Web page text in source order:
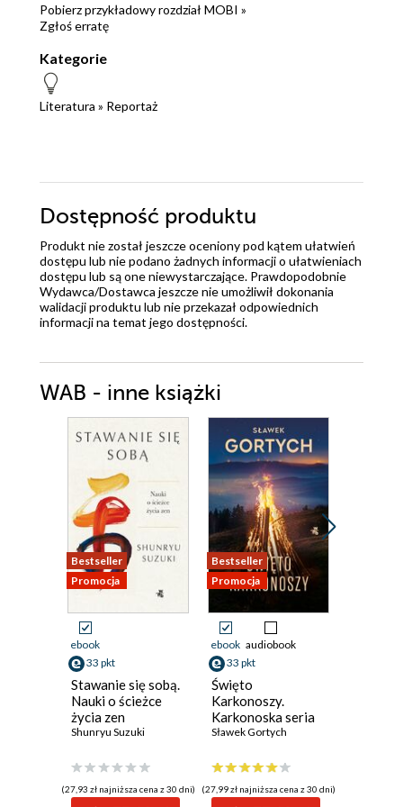
Pobierz przykładowy rozdział MOBI »
Zgłoś erratę
Kategorie
Literatura » Reportaż
Dostępność produktu
Produkt nie został jeszcze oceniony pod kątem ułatwień
dostępu lub nie podano żadnych informacji o ułatwieniach
dostępu lub są one niewystarczające. Prawdopodobnie
Wydawca/Dostawca jeszcze nie umożliwił dokonania
walidacji produktu lub nie przekazał odpowiednich
informacji na temat jego dostępności.
WAB - inne książki
Bestseller
Promocja
ebook
33 pkt
Stawanie się sobą.
Nauki o ścieżce
życia zen
Shunryu Suzuki
(27,93 zł najniższa cena z 30 dni)
Bestseller
Promocja
ebook audiobook
33 pkt
Święto
Karkonoszy.
Karkonoska seria
kryminalna. Tom 5
Sławek Gortych
(27,99 zł najniższa cena z 30 dni)